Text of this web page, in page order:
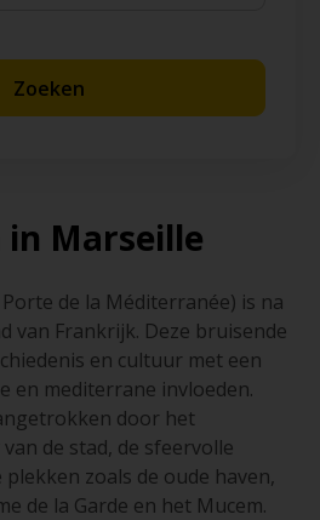
Zoeken
Marseille
de la Méditerranée) is na
van Frankrijk. Deze bruisende
en cultuur met een
en mediterrane invloeden.
door het
de stad, de sfeervolle
zoals de oude haven,
de la Garde en het Mucem.